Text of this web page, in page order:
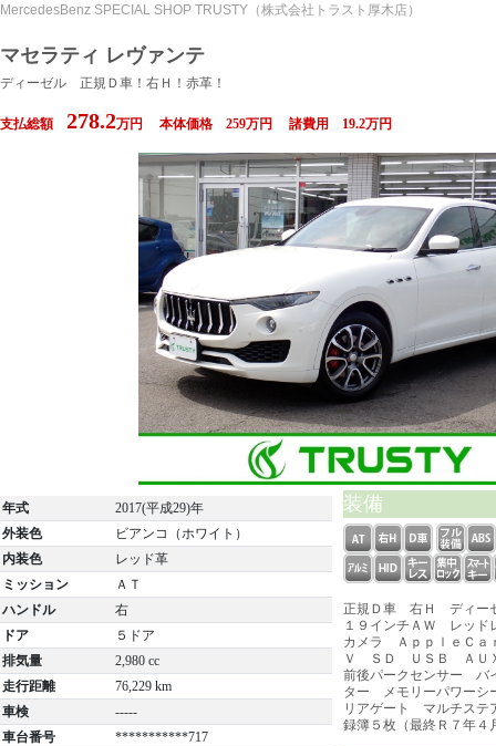
MercedesBenz SPECIAL SHOP TRUSTY（株式会社トラスト厚木店）
マセラティ レヴァンテ
ディーゼル 正規Ｄ車！右Ｈ！赤革！
支払総額 278.2万円 本体価格 259万円 諸費用 19.2万円
年式
2017(平成29)年
外装色
ビアンコ（ホワイト）
内装色
レッド革
ミッション
ＡＴ
ハンドル
右
ドア
５ドア
排気量
2,980 cc
走行距離
76,229 km
車検
-----
車台番号
***********717
装備
正規Ｄ車 右Ｈ ディー
１９インチＡＷ レッド
カメラ ＡｐｐｌｅＣ
Ｖ ＳＤ ＵＳＢ ＡＵ
前後パークセンサー バ
ター メモリーパワー
リアゲート マルチス
録簿５枚（最終Ｒ７年